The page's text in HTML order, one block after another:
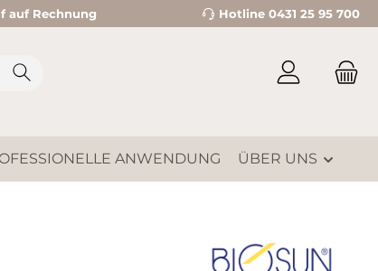
auf Rechnung Hotline 0431 25 95 700
ANWENDUNG ÜBER UNS